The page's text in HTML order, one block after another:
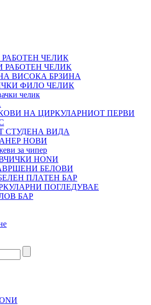
ЧЕЛИК
РАБОТЕН ЧЕЛИК
ВИСОКА БРЗИНА
ФИЛО ЧЕЛИК
челик
НА ЦИРКУЛАРНИОТ ПЕРВИ
СТУДЕНА ВИДА
НОВИ
за чипер
НОNИ
БЕЛОВИ
ПЛАТЕН БАР
ПОГЛЕДУВАЕ
БАР